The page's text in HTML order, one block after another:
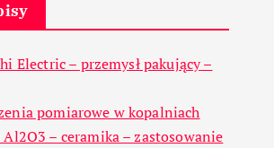
Electric – przemysł pakujący –
pomiarowe w kopalniach
– ceramika – zastosowanie